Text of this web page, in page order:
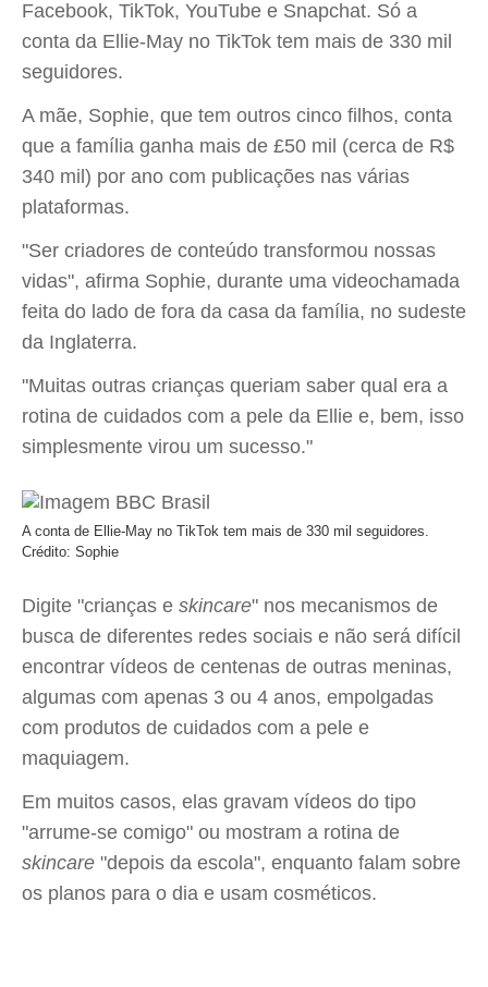
Facebook, TikTok, YouTube e Snapchat. Só a
conta da Ellie-May no TikTok tem mais de 330 mil
seguidores.
A mãe, Sophie, que tem outros cinco filhos, conta
que a família ganha mais de £50 mil (cerca de R$
340 mil) por ano com publicações nas várias
plataformas.
"Ser criadores de conteúdo transformou nossas
vidas", afirma Sophie, durante uma videochamada
feita do lado de fora da casa da família, no sudeste
da Inglaterra.
"Muitas outras crianças queriam saber qual era a
rotina de cuidados com a pele da Ellie e, bem, isso
simplesmente virou um sucesso."
A conta de Ellie-May no TikTok tem mais de 330 mil seguidores.
Crédito: Sophie
Digite "crianças e skincare" nos mecanismos de
busca de diferentes redes sociais e não será difícil
encontrar vídeos de centenas de outras meninas,
algumas com apenas 3 ou 4 anos, empolgadas
com produtos de cuidados com a pele e
maquiagem.
Em muitos casos, elas gravam vídeos do tipo
"arrume-se comigo" ou mostram a rotina de
skincare "depois da escola", enquanto falam sobre
os planos para o dia e usam cosméticos.